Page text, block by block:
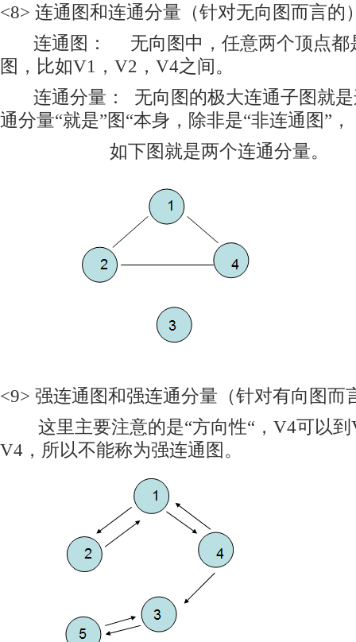
<8> 连通图和连通分量（针对无向图而言的
连通图： 无向图中，任意两个顶点都
图，比如V1，V2，V4之间。
连通分量： 无向图的极大连通子图就是
通分量“就是”图“本身，除非是“非连通图”，
如下图就是两个连通分量。
<9> 强连通图和强连通分量（针对有向图而
这里主要注意的是“方向性“，V4可以到
V4，所以不能称为强连通图。